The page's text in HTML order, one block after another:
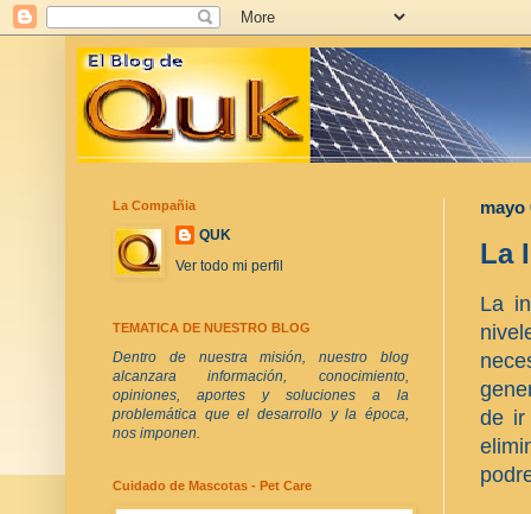
mayo
La
La
de ir
La Compañia
QUK
Ver todo mi perfil
TEMATICA DE NUESTRO BLOG
Dentro de nuestra misión, nuestro blog
alcanzara información, conocimiento,
opiniones, aportes y soluciones a la
problemática que el desarrollo y la época,
nos imponen.
Cuidado de Mascotas - Pet Care